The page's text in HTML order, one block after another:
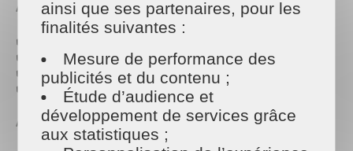
Avant les fêtes
✔️ Entretien général
✔️ Vitres impeccables
✔️ Cuisine et salle de bain préparées pour recevoir
✔️ Rangement & mise en ordre
Après les fêtes
ainsi que ses partenaires, pour les
finalités suivantes :
Mesure de performance des
publicités et du contenu ;
Étude d’audience et
développement de services grâce
aux statistiques ;